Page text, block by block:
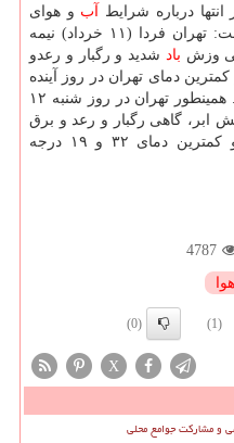
درباره شرایط آب و هوای
تهران طی دو روز آینده اظهار داشت: تهران فردا (۱۱ خرداد) نیمه
وزش باد شدید و رگبار و رعدو
دمای تهران در روز آینده
۳۳ و ۲۰ درجه سانتیگراد خواهد بود. همینطور تهران در روز شنبه ۱۲
ابر، گاهی رگبار و رعد و برق
با بیشترین و كمترین دمای ۳۲ و ۱۹ درجه
4787
هوا
(1)
(0)
X
و مشارکت جوامع محلی